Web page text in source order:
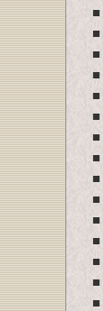
■
■
■
■
■
■
■
■
■
■
■
■
■
■
■